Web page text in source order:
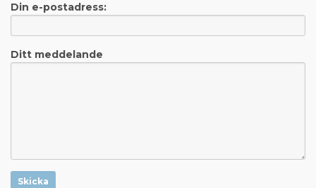
Din e-postadress:
Ditt meddelande
Skicka